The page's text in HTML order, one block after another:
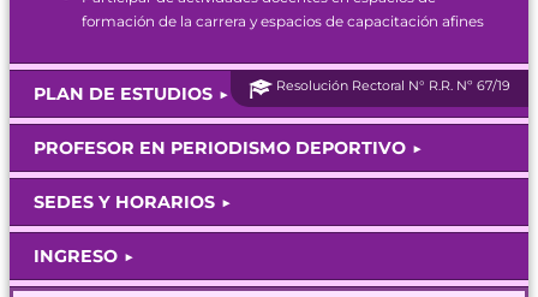
formación de la carrera y espacios de capacitación afines
Resolución Rectoral N° R.R. Nº 67/19
PLAN DE ESTUDIOS
PROFESOR EN PERIODISMO DEPORTIVO
SEDES Y HORARIOS
INGRESO